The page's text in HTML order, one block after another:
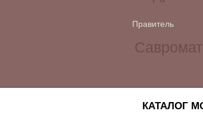
Правитель
КАТАЛОГ